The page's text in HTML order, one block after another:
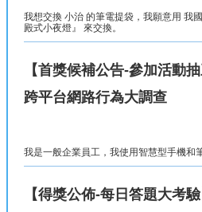
我想交換 小治 的筆電提袋，我願意用 我
殿式小夜燈』 來交換。
【首獎候補公告-參加活動
跨平台網路行為大調查
我是一般企業員工，我使用智慧型手機和
【得獎公佈-每日答題大考